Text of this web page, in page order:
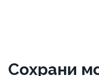
Сохрани